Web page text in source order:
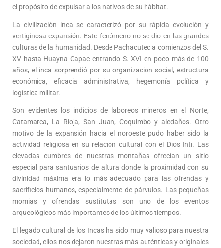
el propósito de expulsar a los nativos de su hábitat.
La civilización inca se caracterizó por su rápida evolución y
vertiginosa expansión. Este fenómeno no se dio en las grandes
culturas de la humanidad. Desde Pachacutec a comienzos del S.
XV hasta Huayna Capac entrando S. XVI en poco más de 100
años, el inca sorprendió por su organización social, estructura
económica, eficacia administrativa, hegemonía política y
logística militar.
Son evidentes los indicios de laboreos mineros en el Norte,
Catamarca, La Rioja, San Juan, Coquimbo y aledaños. Otro
motivo de la expansión hacia el noroeste pudo haber sido la
actividad religiosa en su relación cultural con el Dios Inti. Las
elevadas cumbres de nuestras montañas ofrecían un sitio
especial para santuarios de altura donde la proximidad con su
divinidad máxima era lo más adecuado para las ofrendas y
sacrificios humanos, especialmente de párvulos. Las pequeñas
momias y ofrendas sustitutas son uno de los eventos
arqueológicos más importantes de los últimos tiempos.
El legado cultural de los Incas ha sido muy valioso para nuestra
sociedad, ellos nos dejaron nuestras más auténticas y originales